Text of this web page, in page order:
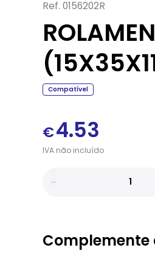
Ref. 0156202R
Compatível
€4.53
IVAnãoincluído
Complemente